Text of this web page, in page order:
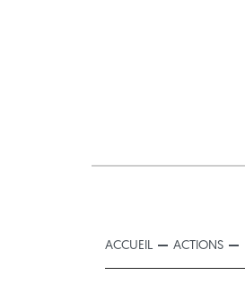
ACCUEIL ACTIONS